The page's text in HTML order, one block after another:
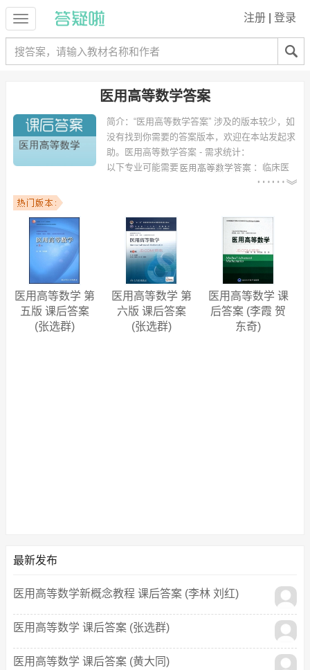
注册 登录
医用高等数学答案
简介： “医用高等数学答案” 涉及的版本较少，如
没有找到你需要的答案版本，欢迎在本站发起求
助。
医用高等数学答案 - 需求统计：
以下专业可能需要
：临床医
学、口腔医学、临床五年、医学影像学、基础医学、电子信息科学与技
术、数学与应用数学（师范类）、包装工程、临床医学专业、医学影像
技术 等专业。
以下学校的同学下载过
医用高等数学答案：兰州大学、河北医科大学临
床学院、石河子大学、上海交通大学、同济大学、长春中医药大学、南
方医科大学、新疆医科大学、内蒙古医学院、南昌大学医学院 等。
医用高等数学 第
五版 课后答案
(张选群)
医用高等数学 第
六版 课后答案
(张选群)
医用高等数学 课
后答案 (李霞 贺
东奇)
最新发布
医用高等数学新概念教程 课后答案 (李林 刘红)
医用高等数学 课后答案 (张选群)
医用高等数学 课后答案 (黄大同)